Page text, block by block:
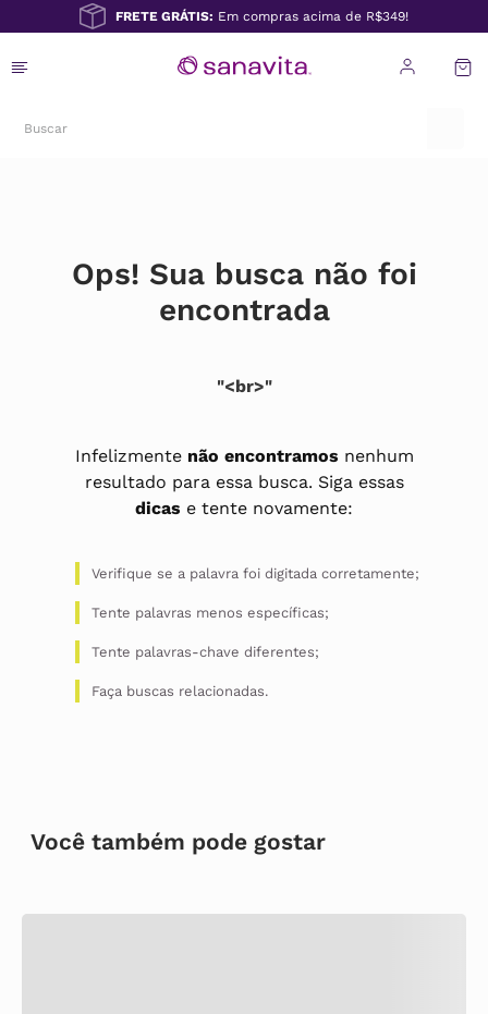
FRETE GRÁTIS: Em compras acima de R$349!
Ops! Sua busca não foi
encontrada
<br>
Infelizmente não encontramos nenhum
resultado para essa busca. Siga essas
dicas e tente novamente:
Verifique se a palavra foi digitada corretamente;
Tente palavras menos específicas;
Tente palavras-chave diferentes;
Faça buscas relacionadas.
Você também pode gostar